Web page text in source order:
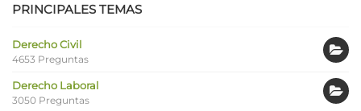
PRINCIPALES TEMAS
Derecho Civil
4653 Preguntas
Derecho Laboral
3050 Preguntas